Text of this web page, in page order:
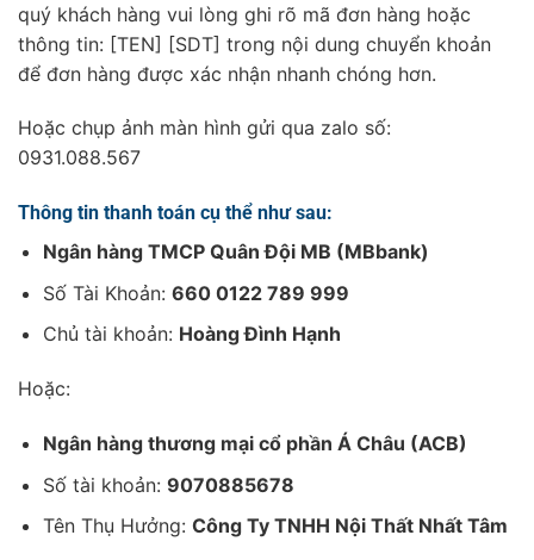
quý khách hàng vui lòng ghi rõ mã đơn hàng hoặc
thông tin: [TEN] [SDT] trong nội dung chuyển khoản
để đơn hàng được xác nhận nhanh chóng hơn.
Hoặc chụp ảnh màn hình gửi qua zalo số:
0931.088.567
Thông tin thanh toán cụ thể như sau:
Ngân hàng TMCP Quân Đội MB (MBbank)
Số Tài Khoản: 660 0122 789 999
Chủ tài khoản: Hoàng Đình Hạnh
Hoặc:
Ngân hàng thương mại cổ phần Á Châu (ACB)
Số tài khoản: 9070885678
Tên Thụ Hưởng: Công Ty TNHH Nội Thất Nhất Tâm